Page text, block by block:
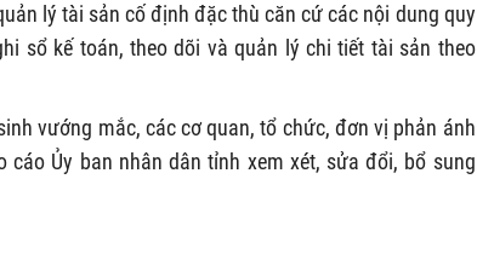
lý tài sản cố định đặc thù căn cứ các nội dung quy
sổ kế toán, theo dõi và quản lý chi tiết tài sản theo
vướng mắc, các cơ quan, tổ chức, đơn vị phản ánh
cáo Ủy ban nhân dân tỉnh xem xét, sửa đổi, bổ sung